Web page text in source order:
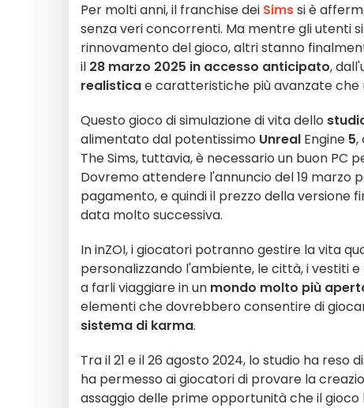
Per molti anni, il franchise dei Simssi è
senza veri concorrenti. Ma mentre gli utenti
rinnovamento del gioco, altri stanno
il 28 marzo 2025 in accesso anticipato,
realisticae caratteristiche più avanzate che
Questo gioco di simulazione di vita dello
alimentato dal potentissimo Unreal Engine 5,
The Sims, tuttavia, è necessario un buon
Dovremo attendere l'annuncio del 19 marzo
pagamento, e quindi il prezzo della versione
data molto successiva.
In inZOI, i giocatori potranno gestire la vita
personalizzando l'ambiente, le città, i vestiti
a farli viaggiare in un mondo molto più
elementi che dovrebbero consentire di
sistema di karma.
Tra il 21 e il 26 agosto 2024, lo studio ha
ha permesso ai giocatori di provare la
assaggio delle prime opportunità che il gioco